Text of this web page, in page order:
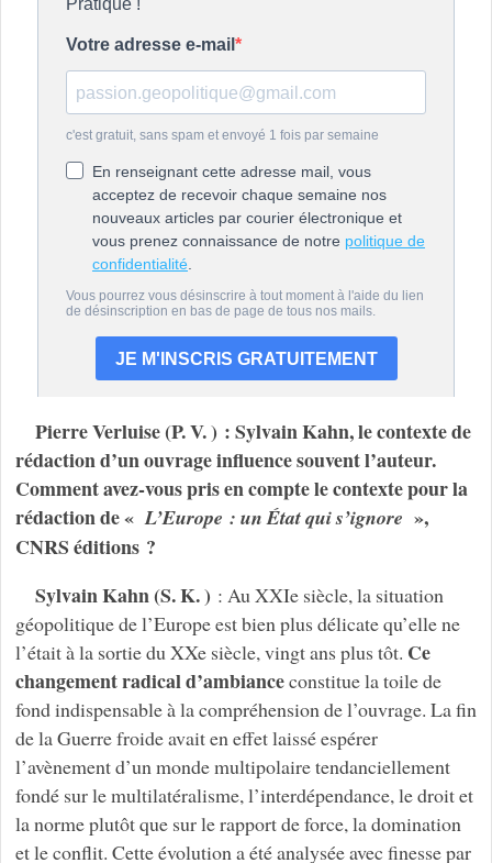
Pierre Verluise (P. V. ) : Sylvain Kahn, le contexte de
rédaction d’un ouvrage influence souvent l’auteur.
Comment avez-vous pris en compte le contexte pour la
rédaction de « L’Europe : un État qui s’ignore »,
CNRS éditions ?
Sylvain Kahn (S. K. ) : Au XXIe siècle, la situation
géopolitique de l’Europe est bien plus délicate qu’elle ne
l’était à la sortie du XXe siècle, vingt ans plus tôt. Ce
changement radical d’ambianceconstitue la toile de
fond indispensable à la compréhension de l’ouvrage. La fin
de la Guerre froide avait en effet laissé espérer
l’avènement d’un monde multipolaire tendanciellement
fondé sur le multilatéralisme, l’interdépendance, le droit et
la norme plutôt que sur le rapport de force, la domination
et le conflit. Cette évolution a été analysée avec finesse par